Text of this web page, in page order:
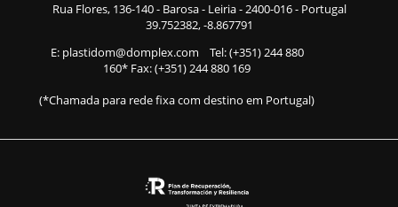
Rua Flores, 136-140- Barosa - Leiria - 2400-016 - Portugal
39.752382, -8.867791
E: plastidom@domplex.com Tel:(+351) 244 880
160* Fax: (+351) 244 880 169
(*Chamada para rede fixa com destino em Portugal)